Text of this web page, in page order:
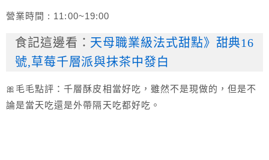
營業時間 : 11:00~19:00
食記這邊看： 天母職業級法式甜點》甜典16
號,草莓千層派與抹茶中發白
🎀毛毛點評：千層酥皮相當好吃，雖然不是現做的，但是不
論是當天吃還是外帶隔天吃都好吃。